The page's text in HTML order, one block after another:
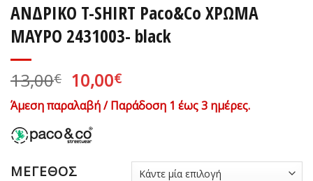
ΑΝΔΡΙΚΟ T-SHIRT Paco&Co ΧΡΩΜΑ
ΜΑΥΡΟ 2431003- black
13,00€ Original
price
was:
13,00€.
10,00€Η
τρέχουσα
τιμή
Άμεση παραλαβή / Παράδοση 1 έως 3 ημέρες.
ΜΕΓΕΘΟΣ